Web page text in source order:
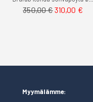
350,00 €Tarjoushinta
310,00 €
Myymälämme: